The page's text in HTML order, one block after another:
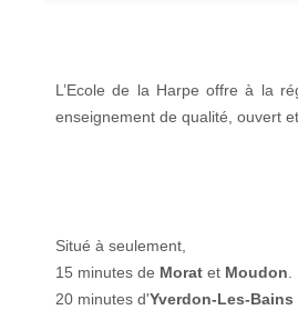
L’Ecole de la Harpe offre à la
enseignement de qualité, ouvert
Situé à seulement,
15 minutes de Morat et Moudon
20 minutes d'Yverdon-Les-Bains